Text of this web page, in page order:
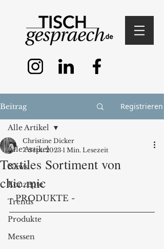
Beitrag Registrieren
Alle Artikel
News
Konzepte
Trends
Produkte
Messen
Alle Artikel
Textiles Sortiment von
chic.mic
Christine Dicker
7. Sept. 2023 1 Min. Lesezeit
- PRODUKTE -